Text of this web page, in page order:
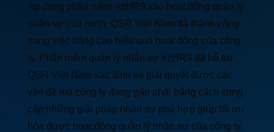
Áp dụng phần mềm ezHR9 vào hoạt động quản lý
nhân sự của mình, QSR Việt Nam đã thành công
trong việc nâng cao hiệu quả hoạt động của công
ty. Phần mềm quản lý nhân sự ezHR9 đã hỗ trợ
QSR Việt Nam xác định và giải quyết được các
vấn đề mà công ty đang gặp phải bằng cách cung
cấp những giải pháp nhân sự phù hợp giúp tối ưu
hóa được hoạt động quản lý nhân sự của công ty.